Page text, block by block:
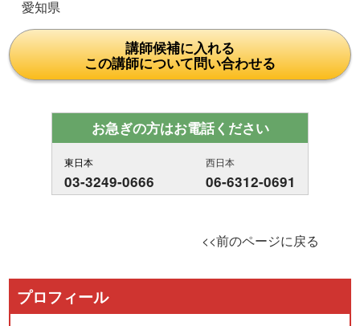
愛知県
講師候補に入れる
この講師について問い合わせる
お急ぎの方はお電話ください
東日本
03-3249-0666
西日本
06-6312-0691
<<前のページに戻る
プロフィール